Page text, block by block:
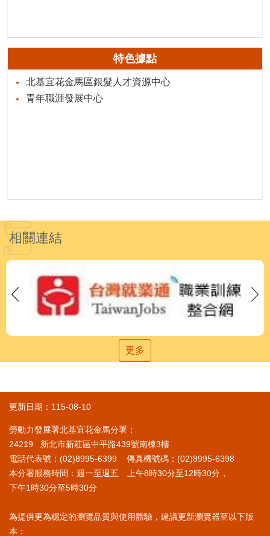
特色據點
北基宜花金馬區銀髮人才資源中心
青年職涯發展中心
相關連結
更多
更新日期：115-08-10
勞動力發展署北基宜花金馬分署：
24219 新北市新莊區中平路439號南棟3樓
電話代表號：(02)8995-6399 傳真機號碼：(02)8995-6398
本分署服務時間：週一至週五 上午8時30分至12時30分，
下午1時30分至5時30分
為提供更為穩定的瀏覽品質與使用體驗，建議更新瀏覽器至以下版
本：